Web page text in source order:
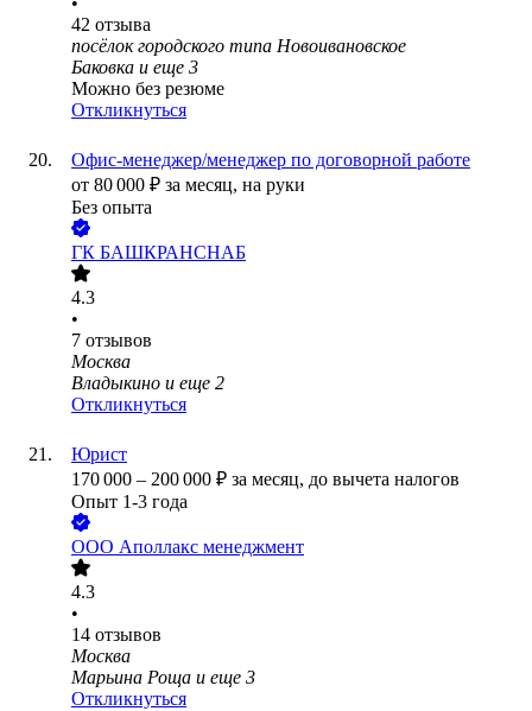
42 отзыва
посёлок городского типа Новоивановское
Баковка и еще 3
Можно без резюме
Откликнуться
Офис-менеджер/менеджер по договорной работе
от 80 000 ₽ за месяц, на руки
Без опыта
ГК БАШКРАНСНАБ
4.3
•
7 отзывов
Москва
Владыкино и еще 2
Откликнуться
Юрист
170 000 – 200 000 ₽ за месяц, до вычета налогов
Опыт 1-3 года
ООО Аполлакс менеджмент
4.3
•
14 отзывов
Москва
Марьина Роща и еще 3
Откликнуться